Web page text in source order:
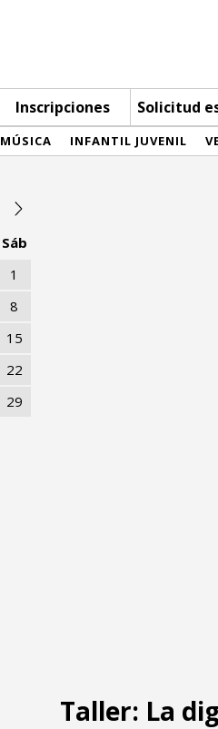
Inscripciones Solicitud
MÚSICA INFANTIL JUVENIL
Sáb
1
8
15
22
29
Taller: La